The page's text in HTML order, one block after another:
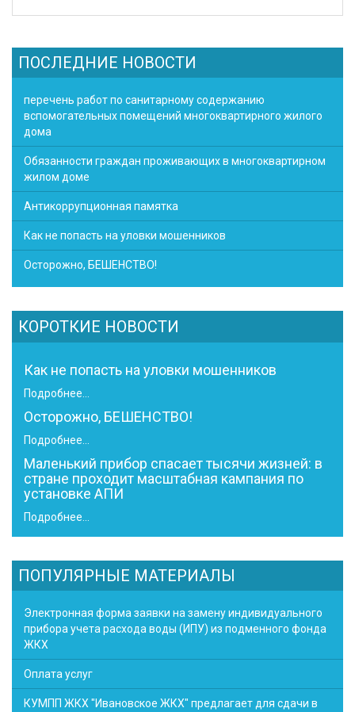
ПОСЛЕДНИЕ НОВОСТИ
перечень работ по санитарному содержанию
вспомогательных помещений многоквартирного жилого
дома
Обязанности граждан проживающих в многоквартирном
жилом доме
Антикоррупционная памятка
Как не попасть на уловки мошенников
Осторожно, БЕШЕНСТВО!
КОРОТКИЕ НОВОСТИ
Как не попасть на уловки мошенников
Подробнее...
Осторожно, БЕШЕНСТВО!
Подробнее...
Маленький прибор спасает тысячи жизней: в
стране проходит масштабная кампания по
установке АПИ
Подробнее...
ПОПУЛЯРНЫЕ МАТЕРИАЛЫ
Электронная форма заявки на замену индивидуального
прибора учета расхода воды (ИПУ) из подменного фонда
ЖКХ
Оплата услуг
КУМПП ЖКХ "Ивановское ЖКХ" предлагает для сдачи в